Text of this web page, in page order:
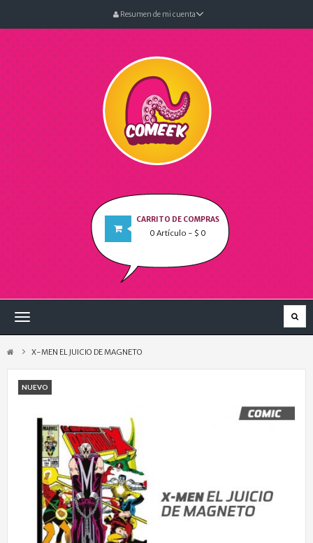
Resumen de mi cuenta
CARRITO DE COMPRAS
0 Artículo - $ 0
Navegación
X-MEN EL JUICIO DE MAGNETO
NUEVO